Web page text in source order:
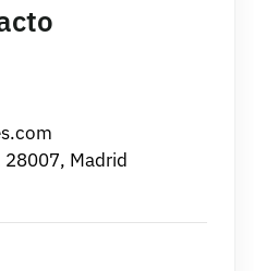
28007, Madrid